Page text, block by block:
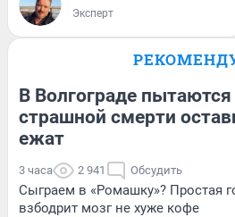
Эксперт
В Волгограде пытаются
страшной смерти
ежат
3 часа 2 941 Обсудить
Сыграем в «Ромашку»? Простая
взбодрит мозг не хуже кофе